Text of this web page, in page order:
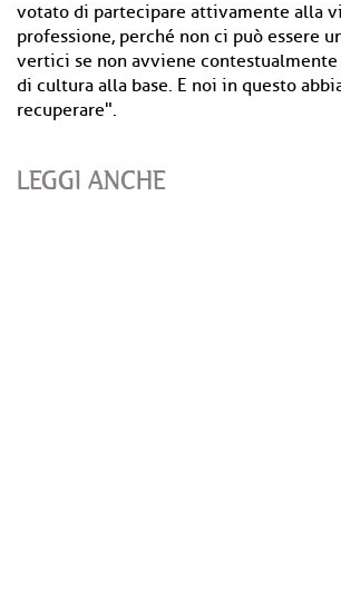
votato di partecipare attivamente alla
professione, perché non ci può essere
vertici se non avviene
di cultura alla base. E noi in questo
recuperare".
LEGGI ANCHE